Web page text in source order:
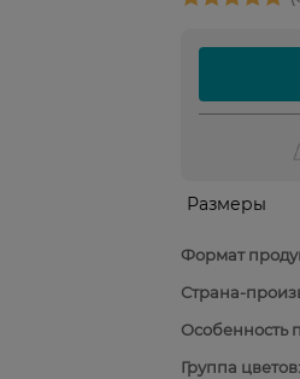
Размеры
Формат
Страна-
Особенность
Группа цветов: